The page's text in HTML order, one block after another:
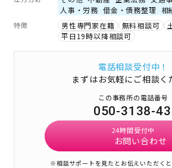
人事・労務 借金・債務整理 相
特徴 男性専門家在籍 無料相談可
平日19時以降相談可
電話相談受付中！
まずはお気軽にご相談く
この事務所の電話番号
050-3138-
24時間受付中
お問い合わせ
※相談サポートを見たとお伝えいただくと